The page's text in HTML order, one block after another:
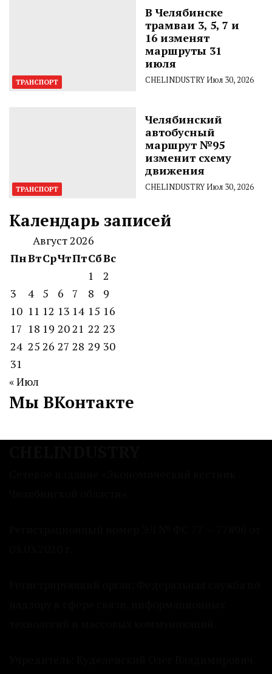
ТРАНСПОРТ
В Челябинске
трамваи 3, 5, 7 и
16 изменят
маршруты 31
июля
CHELINDUSTRYИюл 30, 2026
ТРАНСПОРТ
Челябинский
автобусный
маршрут №95
изменит схему
движения
CHELINDUSTRYИюл 30, 2026
Календарь записей
Август 2026
ПнВтСрЧтПтСбВс
1
2
3
4 5 6 7 8
9
10 11 12 13 14 15 16
17 18 19 2021 22 23
24 25 26 27 28 29 30
31
« Июл
Мы ВКонтакте